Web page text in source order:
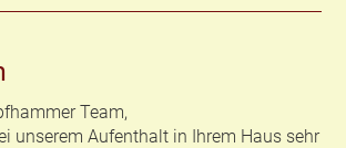
Team,
unserem Aufenthalt in Ihrem Haus sehr